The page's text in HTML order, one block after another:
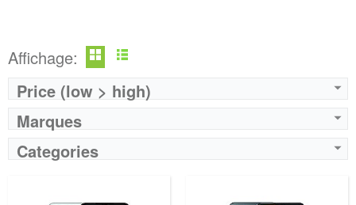
Affichage:
Price (low > high)
Marques
Categories